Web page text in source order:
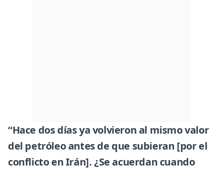
“Hace dos días ya volvieron al mismo valor
del petróleo antes de que subieran [por el
conflicto en Irán]. ¿Se acuerdan cuando